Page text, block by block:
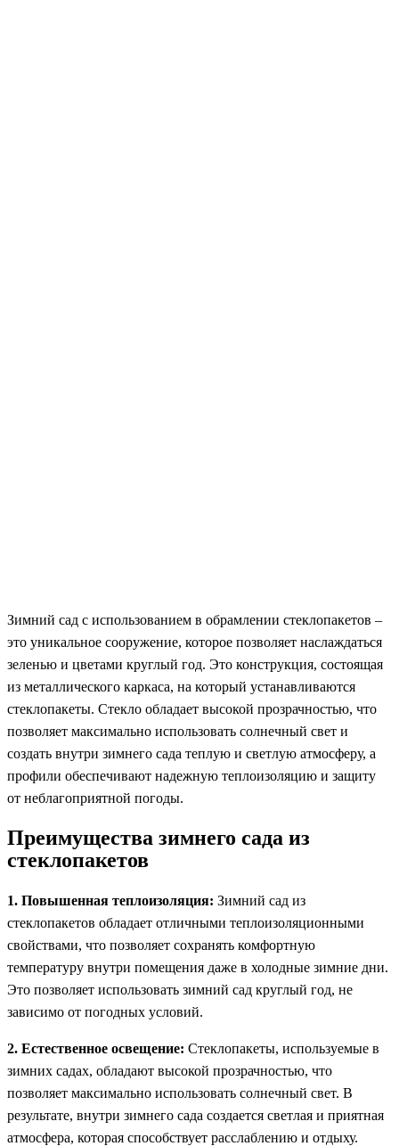
Зимний сад с использованием в обрамлении стеклопакетов –
это уникальное сооружение, которое позволяет наслаждаться
зеленью и цветами круглый год. Это конструкция, состоящая
из металлического каркаса, на который устанавливаются
стеклопакеты. Стекло обладает высокой прозрачностью, что
позволяет максимально использовать солнечный свет и
создать внутри зимнего сада теплую и светлую атмосферу, а
профили обеспечивают надежную теплоизоляцию и защиту
от неблагоприятной погоды.
Преимущества зимнего сада из
стеклопакетов
1. Повышенная теплоизоляция: Зимний сад из
стеклопакетов обладает отличными теплоизоляционными
свойствами, что позволяет сохранять комфортную
температуру внутри помещения даже в холодные зимние дни.
Это позволяет использовать зимний сад круглый год, не
зависимо от погодных условий.
2. Естественное освещение: Стеклопакеты, используемые в
зимних садах, обладают высокой прозрачностью, что
позволяет максимально использовать солнечный свет. В
результате, внутри зимнего сада создается светлая и приятная
атмосфера, которая способствует расслаблению и отдыху.